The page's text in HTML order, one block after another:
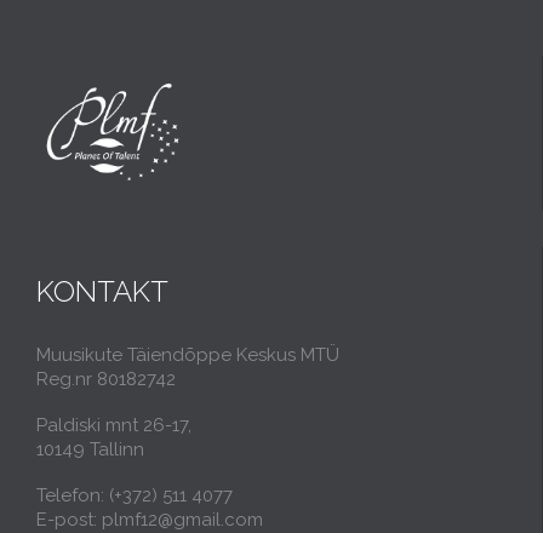
KONTAKT
Muusikute Täiendõppe Keskus MTÜ
Reg.nr 80182742
Paldiski mnt 26-17,
10149 Tallinn
Telefon: (+372) 511 4077
E-post: plmf12@gmail.com